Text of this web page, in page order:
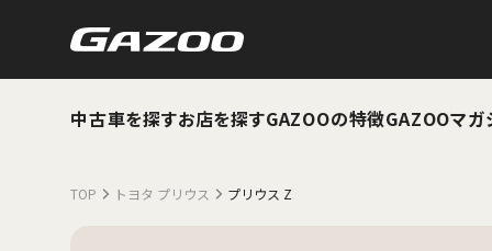
中古車を探すお店を探すGAZOOの特徴GAZOOマガ
TOP トヨタ プリウス プリウス Z